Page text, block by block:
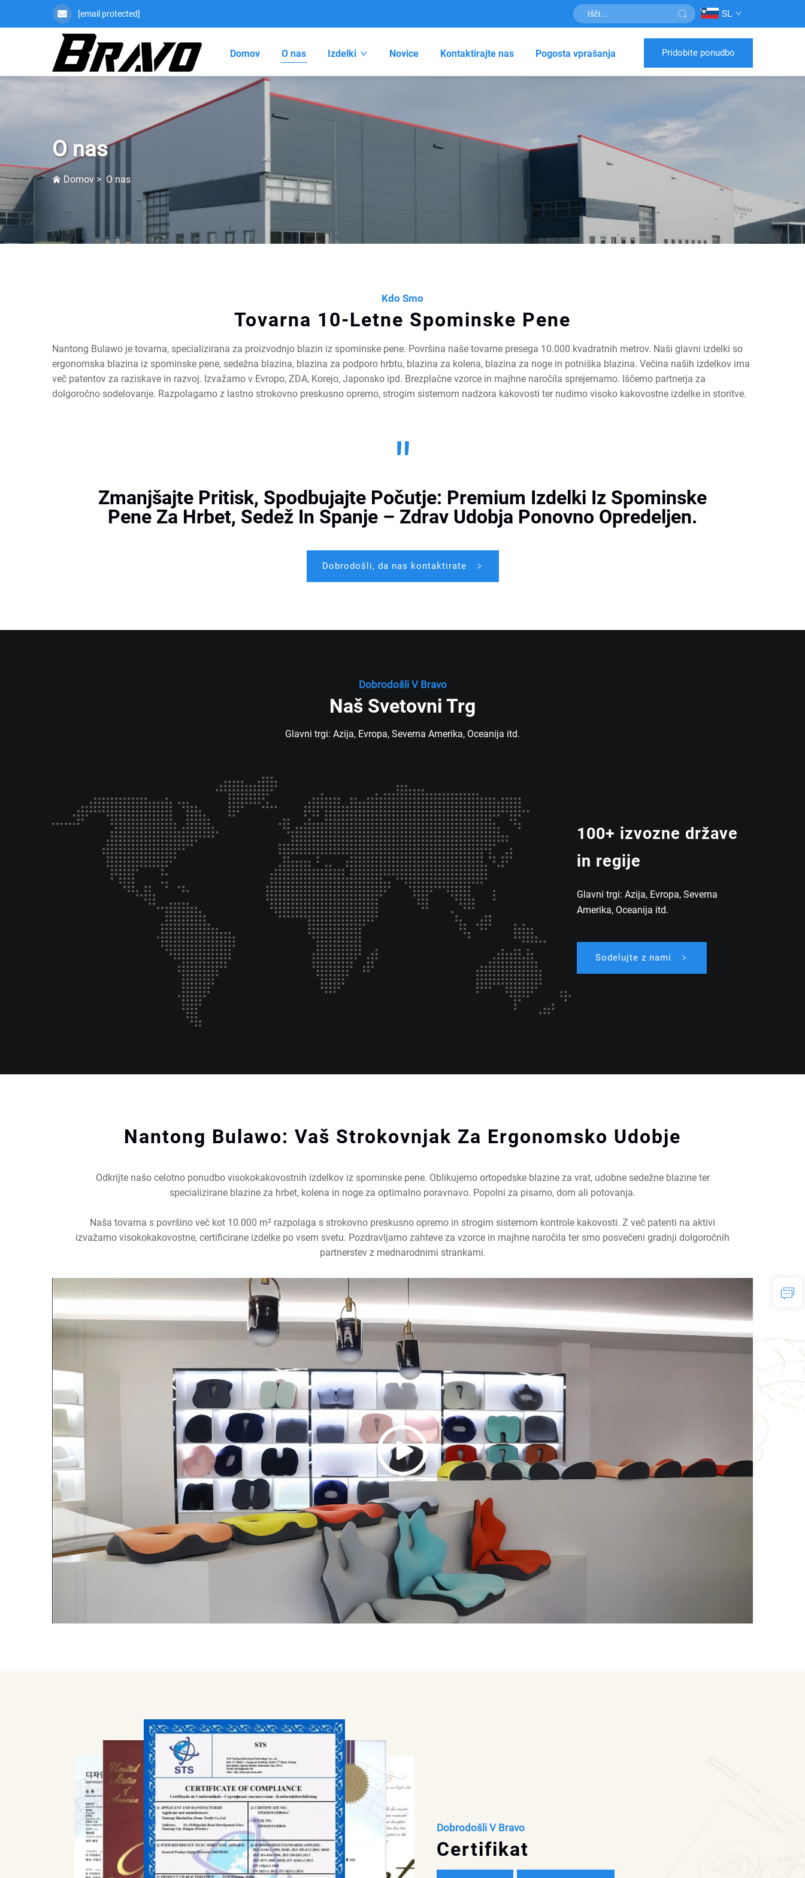
[email protected] SL
Domov O nas Izdelki Novice Kontaktirajte nas Pogosta vprašanja Pridobite ponudbo
O nas
Domov > O nas
Kdo Smo
Tovarna 10-Letne Spominske Pene
Nantong Bulawo je tovarna, specializirana za proizvodnjo blazin iz spominske pene. Površina naše tovarne presega 10.000 kvadratnih metrov. Naši glavni izdelki so
ergonomska blazina iz spominske pene, sedežna blazina, blazina za podporo hrbtu, blazina za kolena, blazina za noge in potniška blazina. Večina naših izdelkov ima
več patentov za raziskave in razvoj. Izvažamo v Evropo, ZDA, Korejo, Japonsko ipd. Brezplačne vzorce in majhne naročila sprejemamo. Iščemo partnerja za
dolgoročno sodelovanje. Razpolagamo z lastno strokovno preskusno opremo, strogim sistemom nadzora kakovosti ter nudimo visoko kakovostne izdelke in storitve.
"
Zmanjšajte Pritisk, Spodbujajte Počutje: Premium Izdelki Iz Spominske
Pene Za Hrbet, Sedež In Spanje – Zdrav Udobja Ponovno Opredeljen.
Dobrodošli, da nas kontaktirate
Dobrodošli V Bravo
Naš Svetovni Trg
Glavni trgi: Azija, Evropa, Severna Amerika, Oceanija itd.
100+ izvozne države
in regije
Glavni trgi: Azija, Evropa, Severna
Amerika, Oceanija itd.
Sodelujte z nami
Nantong Bulawo: Vaš Strokovnjak Za Ergonomsko Udobje
Odkrijte našo celotno ponudbo visokokakovostnih izdelkov iz spominske pene. Oblikujemo ortopedske blazine za vrat, udobne sedežne blazine ter
specializirane blazine za hrbet, kolena in noge za optimalno poravnavo. Popolni za pisarno, dom ali potovanja.
Naša tovarna s površino več kot 10.000 m² razpolaga s strokovno preskusno opremo in strogim sistemom kontrole kakovosti. Z več patenti na aktivi
izvažamo visokokakovostne, certificirane izdelke po vsem svetu. Pozdravljamo zahteve za vzorce in majhne naročila ter smo posvečeni gradnji dolgoročnih
partnerstev z mednarodnimi strankami.
Dobrodošli V Bravo
Certifikat